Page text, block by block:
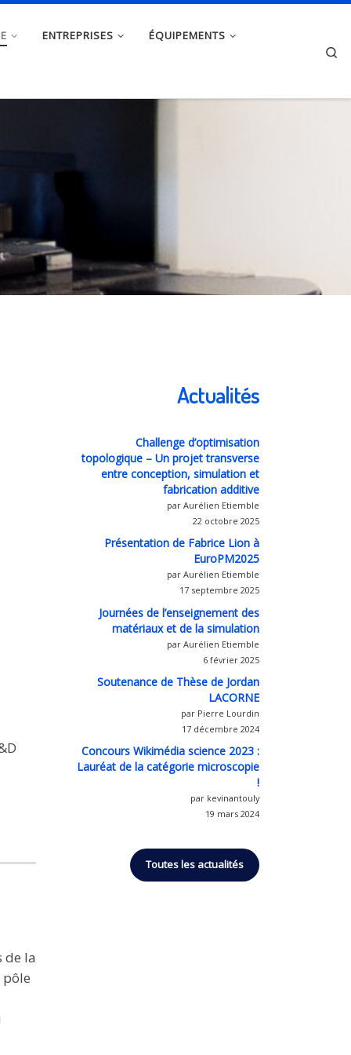
ENTREPRISES ÉQUIPEMENTS
de la
pôle
Actualités
Challenge d’optimisation
topologique – Un projet transverse
entre conception, simulation et
fabrication additive
par Aurélien Etiemble
22 octobre 2025
Présentation de Fabrice Lion à
EuroPM2025
par Aurélien Etiemble
17 septembre 2025
Journées de l’enseignement des
matériaux et de la simulation
par Aurélien Etiemble
6 février 2025
Soutenance de Thèse de Jordan
LACORNE
par Pierre Lourdin
17 décembre 2024
Concours Wikimédia science 2023 :
Lauréat de la catégorie microscopie
!
par kevinantouly
19 mars 2024
Toutes les actualités